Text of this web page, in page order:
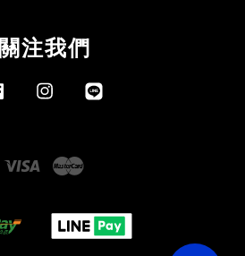
關注我們
FacebookInstagram
Visa